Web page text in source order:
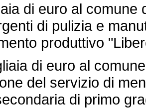
di euro al comune
di pulizia e
produttivo
di euro al
del servizio di
di primo